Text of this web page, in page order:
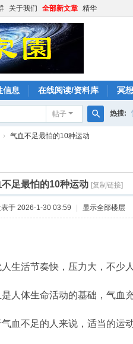
关于我们 全部新文章 精华
信息 在线阅读/资料库 冥
帖子 热搜:
› 气血不足最怕的10种运动
不足最怕的10种运动 [复制链接]
表于 2026-1-30 03:59 显示全部楼层
生活节奏快，压力大，不少
人体生命活动的基础，气血
气血不足的人来说，适当的运